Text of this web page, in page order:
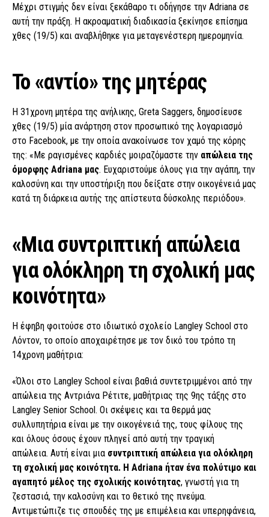
Μέχρι στιγμής δεν είναι ξεκάθαρο τι οδήγησε την Adriana σε
αυτή την πράξη. Η ακροαματική διαδικασία ξεκίνησε επίσημα
χθες (19/5) και αναβλήθηκε για μεταγενέστερη ημερομηνία.
Το «αντίο» της μητέρας
Η 31χρονη μητέρα της ανήλικης, Greta Saggers, δημοσίευσε
χθες (19/5) μία ανάρτηση στον προσωπικό της λογαριασμό
στο Facebook, με την οποία ανακοίνωσε τον χαμό της κόρης
της: «Με ραγισμένες καρδιές μοιραζόμαστε την απώλεια της
όμορφης Adriana μας. Ευχαριστούμε όλους για την αγάπη, την
καλοσύνη και την υποστήριξη που δείξατε στην οικογένειά μας
κατά τη διάρκεια αυτής της απίστευτα δύσκολης περιόδου».
«Μια συντριπτική απώλεια
για ολόκληρη τη σχολική μας
κοινότητα»
Η έφηβη φοιτούσε στο ιδιωτικό σχολείο Langley School στο
Λόντον, το οποίο αποχαιρέτησε με τον δικό του τρόπο τη
14χρονη μαθήτρια:
«Όλοι στο Langley School είναι βαθιά συντετριμμένοι από την
απώλεια της Αντριάνα Ρέτιτε, μαθήτριας της 9ης τάξης στο
Langley Senior School. Οι σκέψεις και τα θερμά μας
συλλυπητήρια είναι με την οικογένειά της, τους φίλους της
και όλους όσους έχουν πληγεί από αυτή την τραγική
απώλεια. Αυτή είναι μια συντριπτική απώλεια για ολόκληρη
τη σχολική μας κοινότητα. Η Adriana ήταν ένα πολύτιμο και
αγαπητό μέλος της σχολικής κοινότητας, γνωστή για τη
ζεστασιά, την καλοσύνη και το θετικό της πνεύμα.
Αντιμετώπιζε τις σπουδές της με επιμέλεια και υπερηφάνεια,